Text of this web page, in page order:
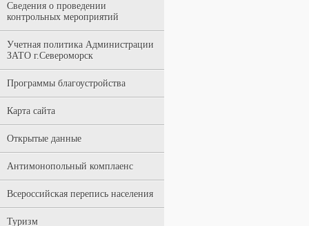
Сведения о проведении
контрольных мероприятий
Учетная политика Администрации
ЗАТО г.Североморск
Программы благоустройства
Карта сайта
Открытые данные
Антимонопольный комплаенс
Всероссийская перепись населения
Туризм